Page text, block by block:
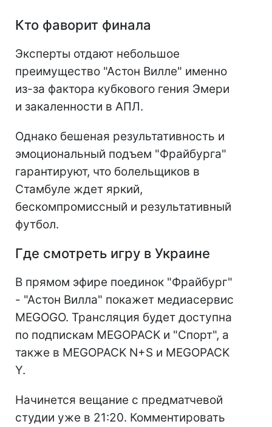
Кто фаворит финала
Эксперты отдают небольшое
преимущество "Астон Вилле" именно
из-за фактора кубкового гения Эмери
и закаленности в АПЛ.
Однако бешеная результативность и
эмоциональный подъем "Фрайбурга"
гарантируют, что болельщиков в
Стамбуле ждет яркий,
бескомпромиссный и результативный
футбол.
Где смотреть игру в Украине
В прямом эфире поединок "Фрайбург"
- "Астон Вилла" покажет медиасервис
MEGOGO. Трансляция будет доступна
по подпискам MEGOPACK и "Спорт", а
также в MEGOPACK N+S и MEGOPACK
Y.
Начинется вещание с предматчевой
студии уже в 21:20. Комментировать